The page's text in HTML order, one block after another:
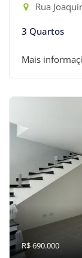
Rua
3 Quartos
Mais
R$ 690.000